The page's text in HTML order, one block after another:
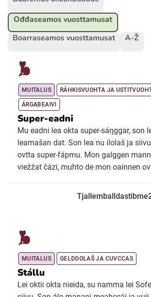
Ubmejesámiengiälla (Umesamiska)
Resanderomani (Romska)
Kelderash (Romska)
Lovari (Romska)
Ođđaseamos vuosttamusat
Boarraseamos vuosttamusat
A-Ž
MUITALUS RÁHKISVUOHTA JA
ÁRGABEAIVI
Super-eadni
Mu eadni lea okta super-sáŋggar, son
leamašan dat. Son lea nu ilolaš ja
ovtta super-fápmu. Mon galggen
viežžat čázi, muhto de mon oainnen
MUITALUS GELDDOLAŠ JA CUVCCAS
Stállu
Lei oktii okta nieida, su namma lei